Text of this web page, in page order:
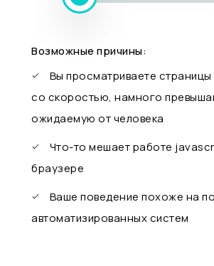
Возможные причины:
Вы просматриваете страницы
со скоростью, намного
ожидаемую от человека
Что-то мешает работе
браузере
Ваше поведение похоже на
автоматизированных систем